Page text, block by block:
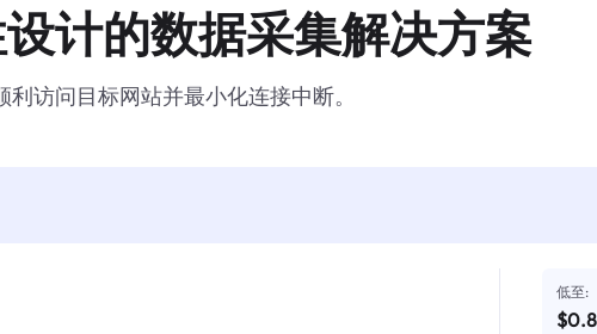
计的数据采集解决方案
访问目标网站并最小化连接中断。
低至: